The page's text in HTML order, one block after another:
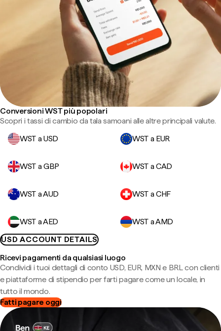
Conversioni WST più popolari
Scopri i tassi di cambio da tala samoani alle altre principali valute.
WST a USD
WST a EUR
WST a GBP WST a CAD
WST a AUD WST a CHF
WST a AED
WST a AMD
USD ACCOUNT DETAILS
Ricevi pagamenti da qualsiasi luogo
Condividi i tuoi dettagli di conto USD, EUR, MXN e BRL con clienti
e piattaforme di stipendio per farti pagare come un locale, in
tutto il mondo.
Fatti pagare oggi